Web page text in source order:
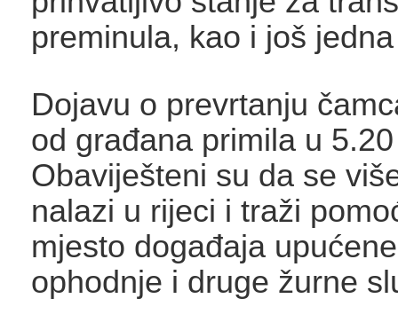
preminula, kao i još
Dojavu o prevrtanju
od građana primila u
Obaviješteni su da se
nalazi u rijeci i traži
mjesto događaja
ophodnje i druge žurne